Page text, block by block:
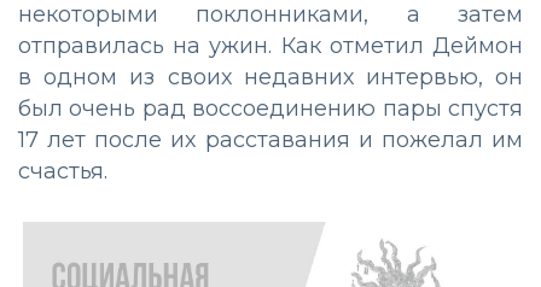
некоторыми поклонниками, а затем
отправилась на ужин. Как отметил Деймон
в одном из своих недавних интервью, он
был очень рад воссоединению пары спустя
17 лет после их расставания и пожелал им
счастья.